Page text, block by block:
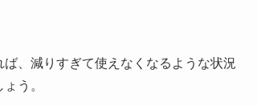
、減りすぎて使えなくなるような状況
う。